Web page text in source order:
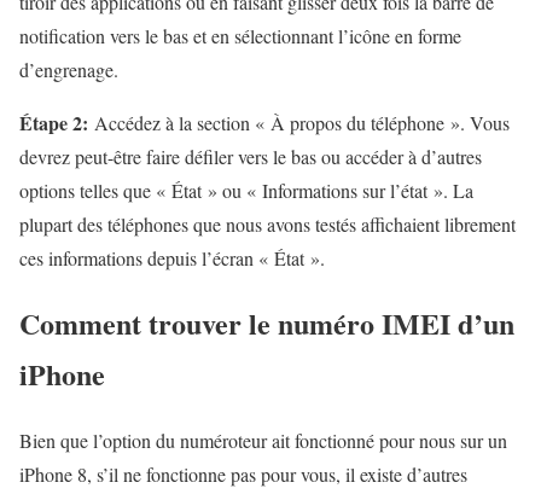
notification vers le bas et en sélectionnant l’icône en forme
d’engrenage.
Étape 2: Accédez à la section « À propos du téléphone ». Vous
devrez peut-être faire défiler vers le bas ou accéder à d’autres
options telles que « État » ou « Informations sur l’état ». La
plupart des téléphones que nous avons testés affichaient librement
ces informations depuis l’écran « État ».
Comment trouver le numéro IMEI d’un
iPhone
Bien que l’option du numéroteur ait fonctionné pour nous sur un
iPhone 8, s’il ne fonctionne pas pour vous, il existe d’autres